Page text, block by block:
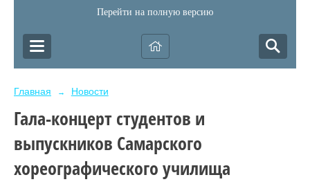
Перейти на полную версию
Главная → Новости
Гала-концерт студентов и
выпускников Самарского
хореографического училища